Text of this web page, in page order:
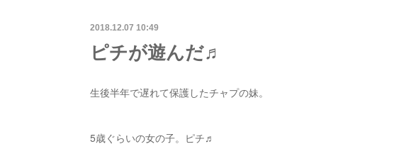
2018.12.07 10:49
ピチが遊んだ♬
生後半年で遅れて保護したチャプの妹。
5歳ぐらいの女の子。ピチ♬